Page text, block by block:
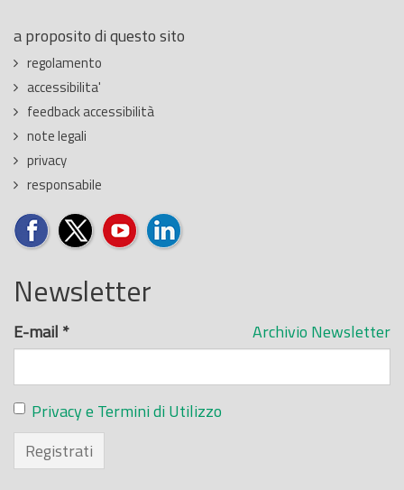
a proposito di questo sito
regolamento
accessibilita'
feedback accessibilità
note legali
privacy
responsabile
Newsletter
Archivio Newsletter
E-mail *
Privacy e Termini di Utilizzo
Registrati